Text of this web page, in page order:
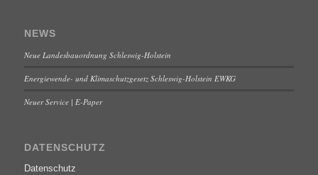
NEWS
Neue Landesbauordnung Schleswig-Holstein
Energiewende- und Klimaschutzgesetz Schleswig-Holstein EWKG
Neuer Service | E-Paper
DATENSCHUTZ
Datenschutz